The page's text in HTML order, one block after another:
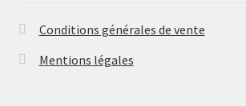
Conditions générales de vente
Mentions légales